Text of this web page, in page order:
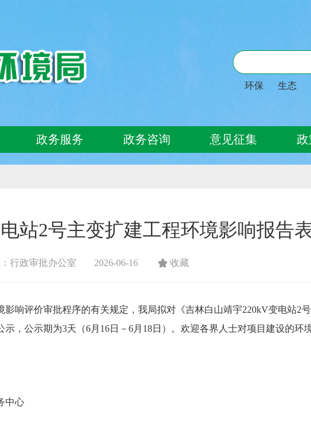
环保 生态
政务服务 政务咨询 意见征集 政
站2号主变扩建工程环境影响报告
行政审批办公室 2026-06-16 收藏
评价审批程序的有关规定，我局拟对《吉林白山靖宇220kV变电站2
，公示期为3天（6月16日－6月18日）。欢迎各界人士对项目建设的环
中心